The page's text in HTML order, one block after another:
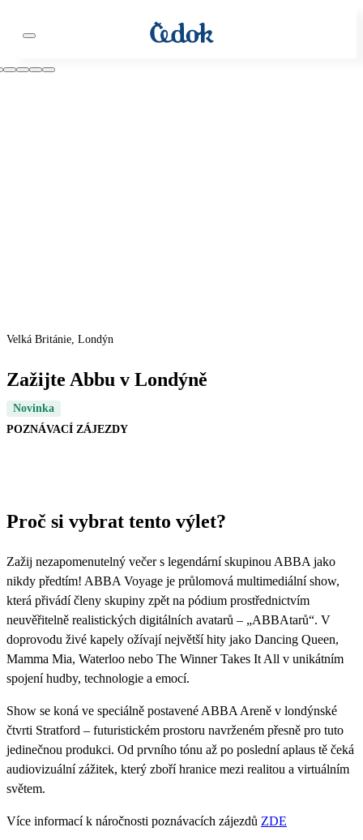
Velká Británie, Londýn
Zažijte Abbu v Londýně
Novinka
POZNÁVACÍ ZÁJEZDY
Proč si vybrat tento výlet?
Zažij nezapomenutelný večer s legendární skupinou ABBA jako
nikdy předtím! ABBA Voyage je průlomová multimediální show,
která přivádí členy skupiny zpět na pódium prostřednictvím
neuvěřitelně realistických digitálních avatarů – „ABBAtarů“. V
doprovodu živé kapely ožívají největší hity jako Dancing Queen,
Mamma Mia, Waterloo nebo The Winner Takes It All v unikátním
spojení hudby, technologie a emocí.
Show se koná ve speciálně postavené ABBA Areně v londýnské
čtvrti Stratford – futuristickém prostoru navrženém přesně pro tuto
jedinečnou produkci. Od prvního tónu až po poslední aplaus tě čeká
audiovizuální zážitek, který zboří hranice mezi realitou a virtuálním
světem.
Více informací k náročnosti poznávacích zájezdů ZDE